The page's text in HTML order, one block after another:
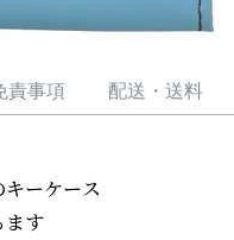
責事項 配送・送料
キーケース
ます